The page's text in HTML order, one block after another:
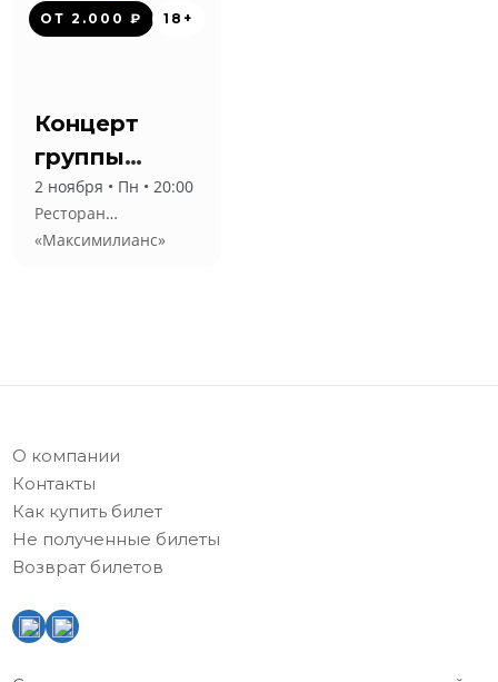
ОТ 2.000 ₽ 18+
Концерт
группы
"Трубецкой"
2 ноября • Пн • 20:00
Ресторан
«Максимилианс»
О компании
Контакты
Как купить билет
Не полученные билеты
Возврат билетов